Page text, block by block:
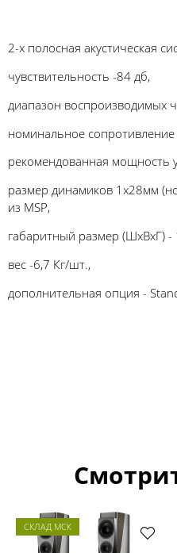
2-х полосная акустическая
чувствительность -84 дб,
диапазон воспроизводимых
номинальное
рекомендованная мощность
размер динамиков 1х28мм
из MSP,
габаритный размер (ШхВхГ)
вес -6,7 Кг/шт.,
дополнительная опция -
СКЛАД МСК